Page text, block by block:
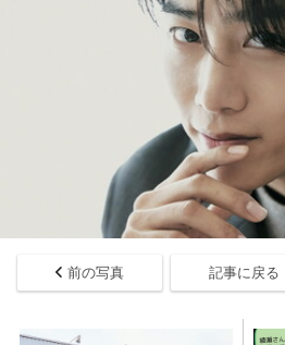
前の写真 記事に戻る